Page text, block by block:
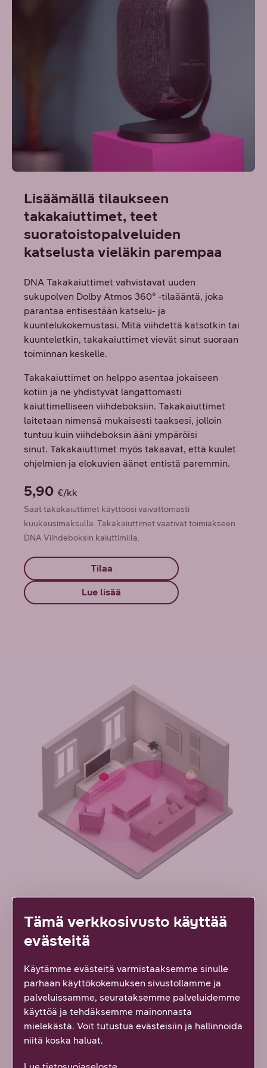
Lisäämällä tilaukseen
takakaiuttimet, teet
suoratoistopalveluiden
katselusta vieläkin parempaa
DNA Takakaiuttimet vahvistavat uuden
sukupolven Dolby Atmos 360° -tilaääntä, joka
parantaa entisestään katselu- ja
kuuntelukokemustasi. Mitä viihdettä katsotkin tai
kuunteletkin, takakaiuttimet vievät sinut suoraan
toiminnan keskelle.
Takakaiuttimet on helppo asentaa jokaiseen
kotiin ja ne yhdistyvät langattomasti
kaiuttimelliseen viihdeboksiin. Takakaiuttimet
laitetaan nimensä mukaisesti taaksesi, jolloin
tuntuu kuin viihdeboksin ääni ympäröisi
sinut. Takakaiuttimet myös takaavat, että kuulet
ohjelmien ja elokuvien äänet entistä paremmin.
5,90€/kk
Saat takakaiuttimet käyttöösi vaivattomasti
kuukausimaksulla. Takakaiuttimet vaativat toimiakseen
DNA Viihdeboksin kaiuttimilla.
Tilaa
Lue lisää
Sisäänrakennetut kaiuttimet ja
leffateattereista tuttu tilaääni
leffojen, sarjojen, musiikin, äänikirjojen ja pelien
maailmaan. Viihdeboksin sisäänrakennetun
äänijärjestelmän on huolellisesti optimoinut Audio
by Bang & Olufsen.
Saadaksesi parhaan mahdollisen kokemuksen
Tämä verkkosivusto käyttää
evästeitä
Käytämme evästeitä varmistaaksemme sinulle
parhaan käyttökokemuksen sivustollamme ja
palveluissamme, seurataksemme palveluidemme
käyttöä ja tehdäksemme mainonnasta
mielekästä. Voit tutustua evästeisiin ja hallinnoida
niitä koska haluat.